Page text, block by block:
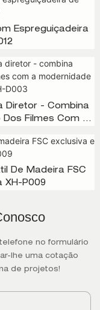
Espreguiçadeira
Diretor - Combina
Filmes Com A
De Madeira FSC
XH-P009
no formulário
lhe uma cotação
de projetos!